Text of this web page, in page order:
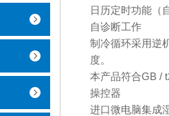
日历定时功能（
自诊断工作
制冷循环采用逆
度。
本产品符合GB /
操控器
进口微电脑集成